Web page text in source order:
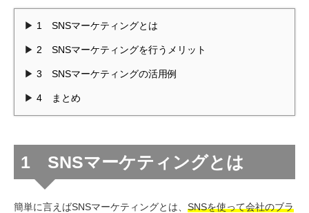
1 SNSマーケティングとは
2 SNSマーケティングを行うメリット
3 SNSマーケティングの活用例
4 まとめ
1 SNSマーケティングとは
簡単に言えばSNSマーケティングとは、 SNSを使って会社のブラ